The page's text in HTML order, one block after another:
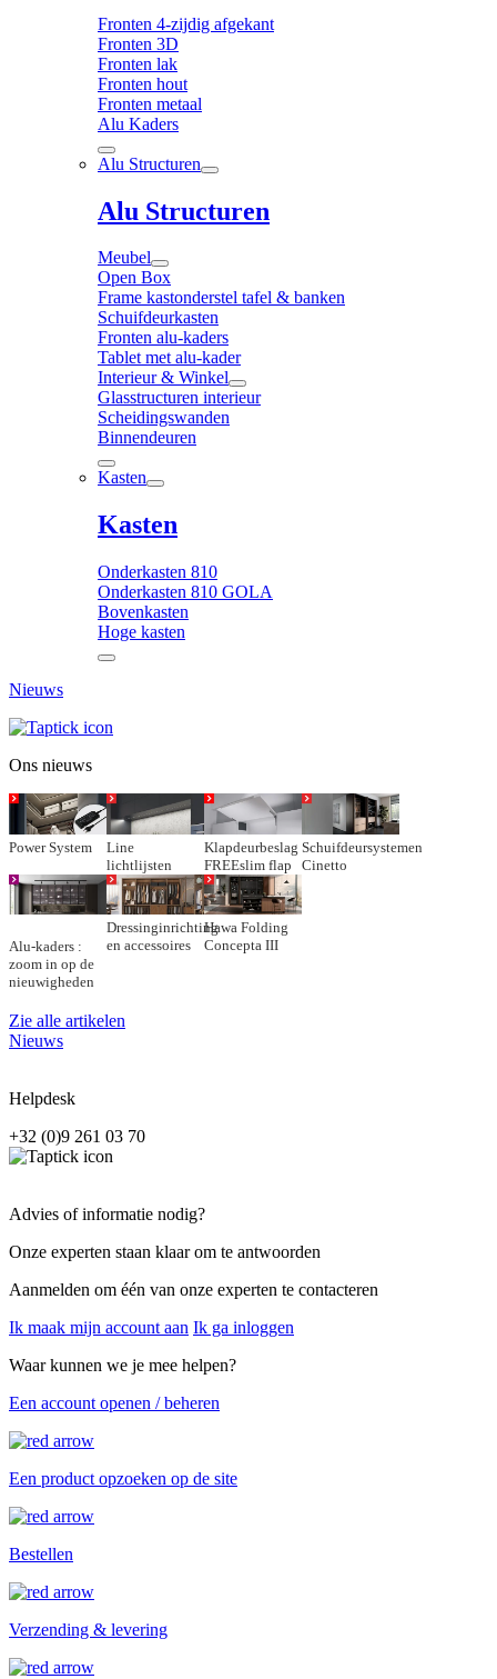
Fronten 4-zijdig afgekant
Fronten 3D
Fronten lak
Fronten hout
Fronten metaal
Alu Kaders
Alu Structuren
Alu Structuren
Meubel
Open Box
Frame kastonderstel tafel & banken
Schuifdeurkasten
Fronten alu-kaders
Tablet met alu-kader
Interieur & Winkel
Glasstructuren interieur
Scheidingswanden
Binnendeuren
Kasten
Kasten
Onderkasten 810
Onderkasten 810 GOLA
Bovenkasten
Hoge kasten
Nieuws
Ons nieuws
Power System
Line
lichtlijsten
Klapdeurbeslag
FREEslim flap
Schuifdeursystemen
Cinetto
Alu-kaders :
zoom in op de
nieuwigheden
Dressinginrichting
en accessoires
Hawa Folding
Concepta III
Zie alle artikelen
Nieuws
Helpdesk
+32 (0)9 261 03 70
Advies of informatie nodig?
Onze experten staan klaar om te antwoorden
Aanmelden om één van onze experten te contacteren
Ik maak mijn account aan Ik ga inloggen
Waar kunnen we je mee helpen?
Een account openen / beheren
Een product opzoeken op de site
Bestellen
Verzending & levering